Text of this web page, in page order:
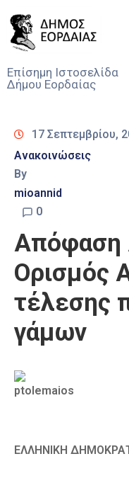
Επίσημη Ιστοσελίδα
Δήμου Εορδαίας
Νέα
Υπηρεσίες
Του
Δήμου
Προσκλήσεις
Αποφάσεις
Τηλέφωνα
Καιρός
17 Σεπτεμβρίου,
Ανακοινώσεις
By
mioannid
0
Απόφαση
Ορισμός
τέλεσης
γάμων
ΕΛΛΗΝΙΚΗ